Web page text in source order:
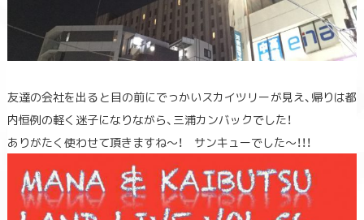
友達の会社を出ると目の前にでっかいスカイツリーが見え、帰りは都
内恒例の軽く迷子になりながら、三浦カンバックでした！
ありがたく使わせて頂きますね～！ サンキューでした～！！！